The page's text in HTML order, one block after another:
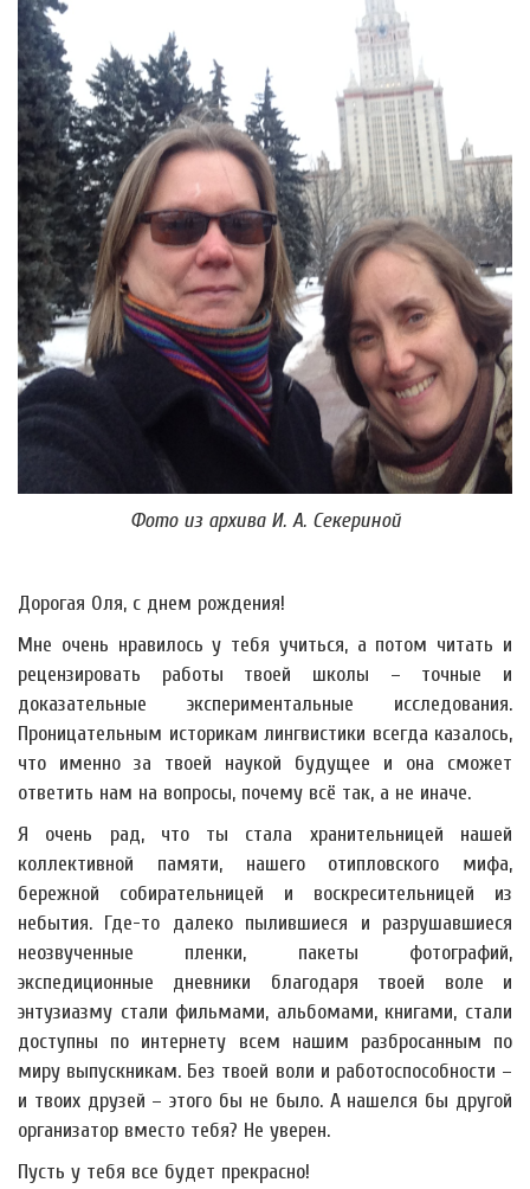
Фото из архива И. А. Секериной
Дорогая Оля, с днем рождения!
Мне очень нравилось у тебя учиться, а потом читать и
рецензировать работы твоей школы – точные и
доказательные экспериментальные исследования.
Проницательным историкам лингвистики всегда казалось,
что именно за твоей наукой будущее и она сможет
ответить нам на вопросы, почему всё так, а не иначе.
Я очень рад, что ты стала хранительницей нашей
коллективной памяти, нашего отипловского мифа,
бережной собирательницей и воскресительницей из
небытия. Где-то далеко пылившиеся и разрушавшиеся
неозвученные пленки, пакеты фотографий,
экспедиционные дневники благодаря твоей воле и
энтузиазму стали фильмами, альбомами, книгами, стали
доступны по интернету всем нашим разбросанным по
миру выпускникам. Без твоей воли и работоспособности –
и твоих друзей – этого бы не было. А нашелся бы другой
организатор вместо тебя? Не уверен.
Пусть у тебя все будет прекрасно!